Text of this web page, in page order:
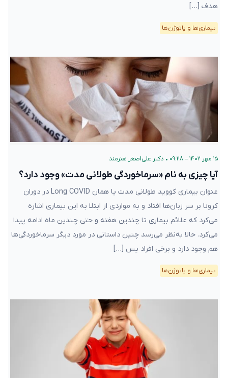
هدف […]
بیماری‌ها و پاتوژن‌ها
۱۵ مهر ۱۴۰۲ – ۰۹:۲۸ • دکتر علی‌اصغر هنرمند
آیا چیزی به نام «سرماخوردگی طولانی مدت» وجود دارد؟
عنوان بیماری کووید طولانی مدت یا همان Long COVID در دوران
کرونا بر سر زبان‌ها افتاد و به مواردی از ابتلا به این بیماری اشاره
می‌کرد که علائم بیماری تا چندین هفته و حتی چندین ماه ادامه پیدا
می‌کرد. حالا به‌نظر می‌رسد چنین داستانی در مورد دیگر سرماخوردگی‌ها
هم وجود دارد و برخی افراد پس […]
بیماری‌ها و پاتوژن‌ها